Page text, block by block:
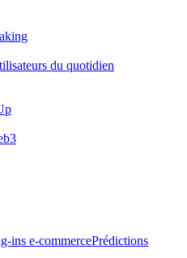
du quotidien
ins e-commercePrédictions